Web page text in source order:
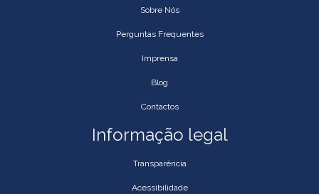
Sobre Nós
Perguntas Frequentes
Imprensa
Blog
Contactos
Informação legal
Transparência
Acessibilidade